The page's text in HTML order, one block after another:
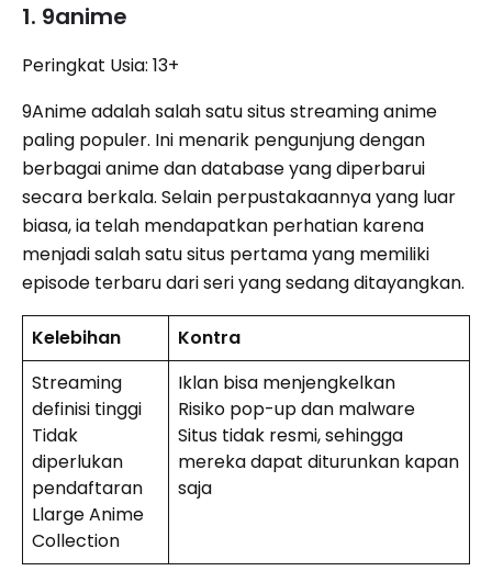
1. 9anime
Peringkat Usia: 13+
9Anime adalah salah satu situs streaming anime
paling populer. Ini menarik pengunjung dengan
berbagai anime dan database yang diperbarui
secara berkala. Selain perpustakaannya yang luar
biasa, ia telah mendapatkan perhatian karena
menjadi salah satu situs pertama yang memiliki
episode terbaru dari seri yang sedang ditayangkan.
Kelebihan
Kontra
Streaming
definisi tinggi
Tidak
diperlukan
pendaftaran
Llarge Anime
Collection
Iklan bisa menjengkelkan
Risiko pop-up dan malware
Situs tidak resmi, sehingga
mereka dapat diturunkan kapan
saja